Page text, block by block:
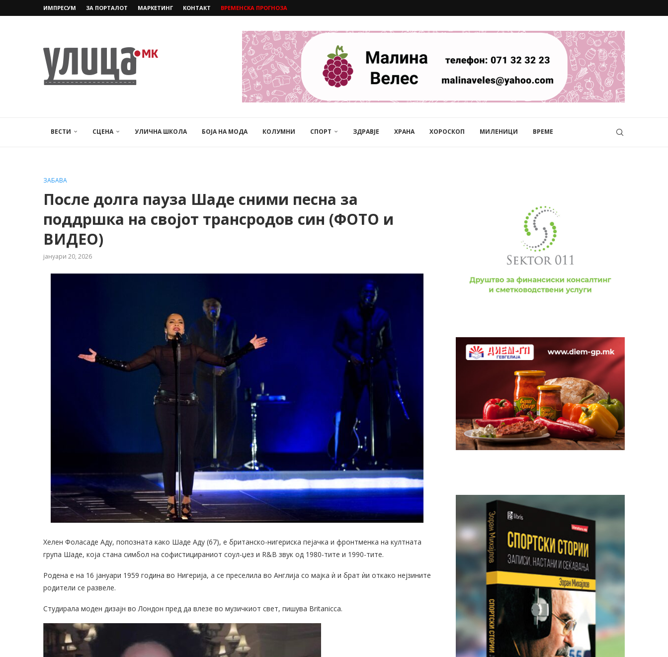
ИМПРЕСУМ ЗА ПОРТАЛОТ МАРКЕТИНГ КОНТАКТ ВРЕМЕНСКА ПРОГНОЗА
ВЕСТИ СЦЕНА УЛИЧНА ШКОЛА БОЈА НА МОДА КОЛУМНИ СПОРТ ЗДРАВЈЕ ХРАНА ХОРОСКОП МИЛЕНИЦИ ВРЕМЕ
ЗАБАВА
После долга пауза Шаде сними песна за
поддршка на својот трансродов син (ФОТО и
ВИДЕО)
јануари 20, 2026
Хелен Фоласаде Аду, попозната како Шаде Аду (67), е британско-нигериска пејачка и фронтменка на култната
група Шаде, која стана симбол на софистицираниот соул-џез и R&B звук од 1980-тите и 1990-тите.
Родена е на 16 јануари 1959 година во Нигерија, а се преселила во Англија со мајка ѝ и брат ѝи откако нејзините
родители се развеле.
Студирала моден дизајн во Лондон пред да влезе во музичкиот свет, пишува Britanicca.